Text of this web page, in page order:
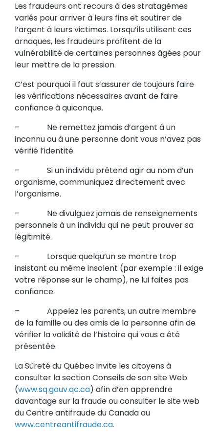
Les fraudeurs ont recours à des stratagèmes
variés pour arriver à leurs fins et soutirer de
l’argent à leurs victimes. Lorsqu’ils utilisent ces
arnaques, les fraudeurs profitent de la
vulnérabilité de certaines personnes âgées pour
leur mettre de la pression.
C’est pourquoi il faut s’assurer de toujours faire
les vérifications nécessaires avant de faire
confiance à quiconque.
– Ne remettez jamais d’argent à un
inconnu ou à une personne dont vous n’avez pas
vérifié l’identité.
– Si un individu prétend agir au nom d’un
organisme, communiquez directement avec
l’organisme.
– Ne divulguez jamais de renseignements
personnels à un individu qui ne peut prouver sa
légitimité.
– Lorsque quelqu’un se montre trop
insistant ou même insolent (par exemple : il exige
votre réponse sur le champ), ne lui faites pas
confiance.
– Appelez les parents, un autre membre
de la famille ou des amis de la personne afin de
vérifier la validité de l’histoire qui vous a été
présentée.
La Sûreté du Québec invite les citoyens à
consulter la section Conseils de son site Web
(www.sq.gouv.qc.ca) afin d’en apprendre
davantage sur la fraude ou consulter le site web
du Centre antifraude du Canada au
www.centreantifraude.ca.